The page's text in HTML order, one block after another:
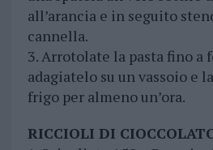
all’arancia e in seguito
cannella.
3. Arrotolate la pasta fino a
adagiatelo su un vassoio e
frigo per almeno un’ora.
RICCIOLI DI